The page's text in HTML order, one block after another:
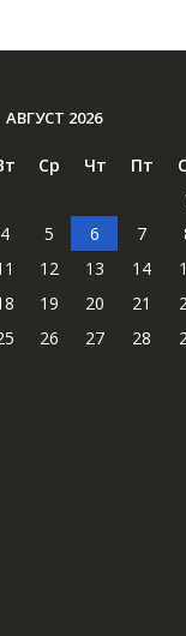
АВГУСТ 2026
Ср Чт Пт
4 5 6 7
12 13 14
19 20 21
26 27 28